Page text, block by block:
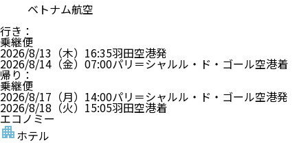
ベトナム航空
行き ：
乗継便
2026/8/13（木） 16:35羽田空港発
2026/8/14（金） 07:00パリ＝シャルル・ド・ゴール空港着
帰り ：
乗継便
2026/8/17（月） 14:00パリ＝シャルル・ド・ゴール空港発
2026/8/18（火） 15:05羽田空港着
エコノミー
ホテル